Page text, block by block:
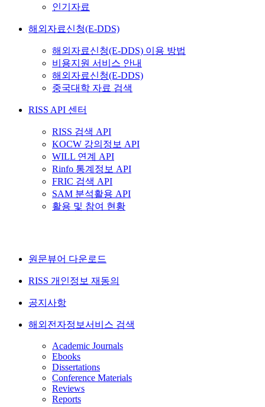
인기자료
해외자료신청(E-DDS)
해외자료신청(E-DDS) 이용 방법
비용지원 서비스 안내
해외자료신청(E-DDS)
중국대학 자료 검색
RISS API 센터
RISS 검색 API
KOCW 강의정보 API
WILL 연계 API
Rinfo 통계정보 API
FRIC 검색 API
SAM 분석활용 API
활용 및 참여 현황
원문뷰어 다운로드
RISS 개인정보 재동의
공지사항
해외전자정보서비스 검색
Academic Journals
Ebooks
Dissertations
Conference Materials
Reviews
Reports